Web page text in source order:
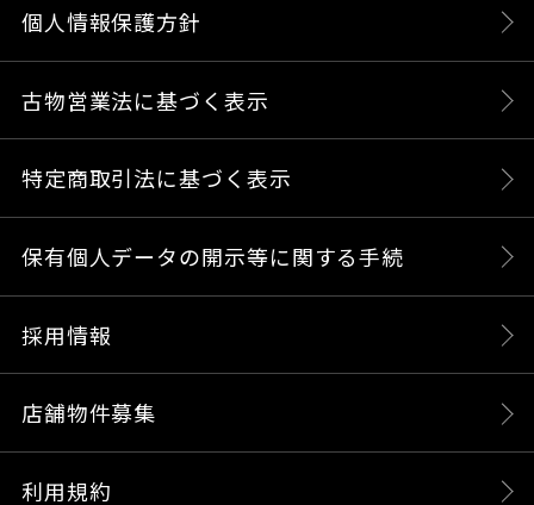
個人情報保護方針
古物営業法に基づく表示
特定商取引法に基づく表示
保有個人データの開示等に関する手続
採用情報
店舗物件募集
利用規約